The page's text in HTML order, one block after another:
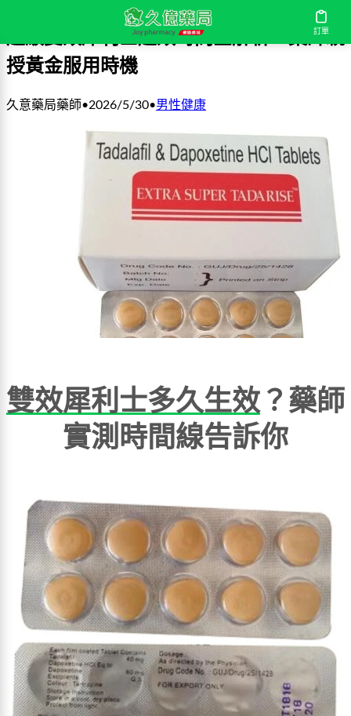
訂單
超級雙效犀利士起效時間全解析：藥師親
授黃金服用時機
久意藥局藥師•2026/5/30•男性健康
雙效犀利士多久生效 ？藥師
實測時間線告訴你